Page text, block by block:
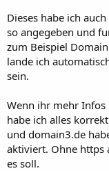
Dieses habe ich
so angegeben und
zum Beispiel
lande ich
sein.
Wenn ihr mehr Infos
habe ich alles
und domain3.de
aktiviert. Ohne https
es soll.